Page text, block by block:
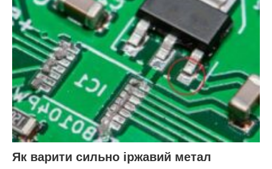
Як варити сильно іржавий метал